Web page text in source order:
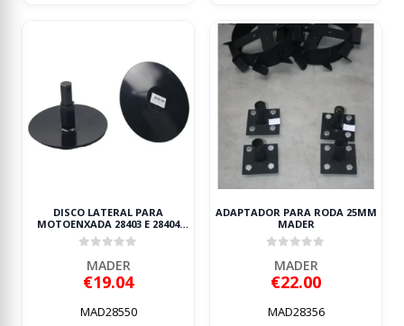
DISCO LATERAL PARA
MOTOENXADA 28403 E 28404
MADER
MADER
€19.04
MAD28550
ADAPTADOR PARA RODA 25MM
MADER
MADER
€22.00
MAD28356